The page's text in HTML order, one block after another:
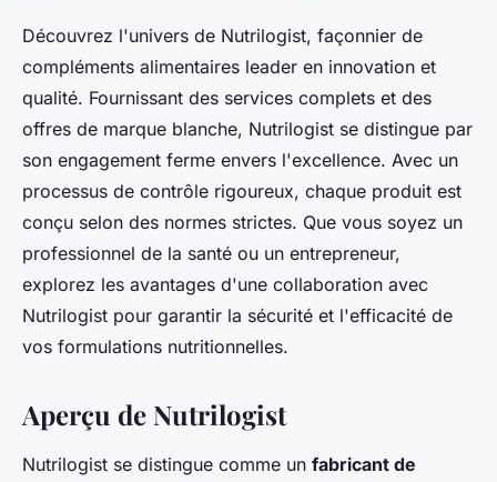
Découvrez l'univers de Nutrilogist, façonnier de
compléments alimentaires leader en innovation et
qualité. Fournissant des services complets et des
offres de marque blanche, Nutrilogist se distingue par
son engagement ferme envers l'excellence. Avec un
processus de contrôle rigoureux, chaque produit est
conçu selon des normes strictes. Que vous soyez un
professionnel de la santé ou un entrepreneur,
explorez les avantages d'une collaboration avec
Nutrilogist pour garantir la sécurité et l'efficacité de
vos formulations nutritionnelles.
Aperçu de Nutrilogist
Nutrilogist se distingue comme un fabricant de